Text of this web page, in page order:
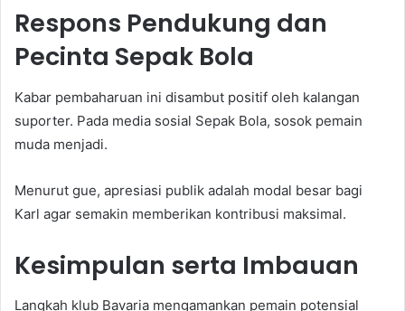
Respons Pendukung dan
Pecinta Sepak Bola
Kabar pembaharuan ini disambut positif oleh kalangan
suporter. Pada media sosial Sepak Bola, sosok pemain
muda menjadi.
Menurut gue, apresiasi publik adalah modal besar bagi
Karl agar semakin memberikan kontribusi maksimal.
Kesimpulan serta Imbauan
Langkah klub Bavaria mengamankan pemain potensial